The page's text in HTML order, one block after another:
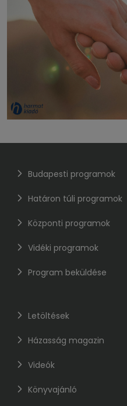
Budapesti programok
Határon túli programok
Központi programok
Vidéki programok
Program beküldése
Letöltések
Házasság magazin
Videók
Könyvajánló